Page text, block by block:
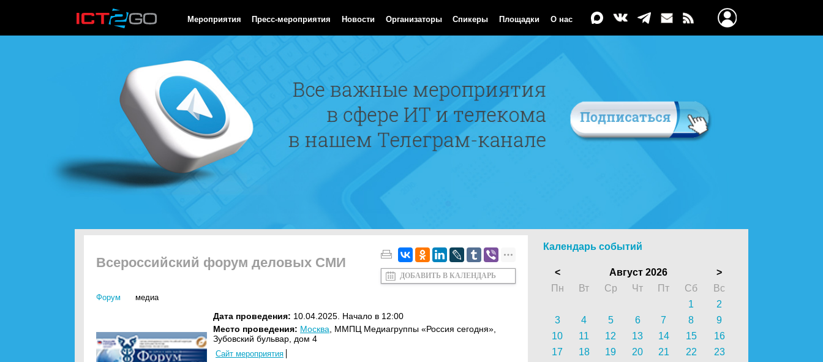
Мероприятия Пресс-мероприятия Новости Организаторы Спикеры Площадки О нас
Всероссийский форум деловых СМИ
ДОБАВИТЬ В КАЛЕНДАРЬ
Форум медиа
Дата проведения: 10.04.2025. Начало в 12:00
Место проведения: Москва , ММПЦ Медиагруппы «Россия сегодня»,
Зубовский бульвар, дом 4
Сайт мероприятия
Календарь событий
< Август 2026
>
Пн
Вт Ср Чт Пт Сб
Вс
1
2
3
4 5 6 7 8
9
10
11 12 13 14 15
16
17
18 19 20 21 22
23